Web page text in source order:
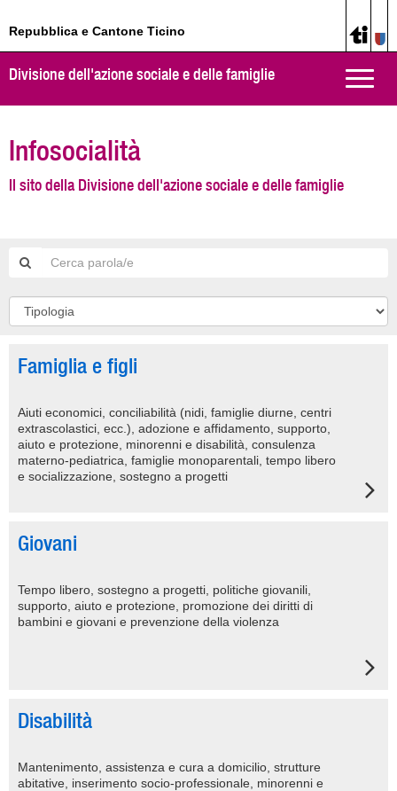
Repubblica e Cantone Ticino
Toggle
Divisione dell'azione sociale e delle famiglie
Infosocialità
Il sito della Divisione dell'azione sociale e delle famiglie
Famiglia e figli
Aiuti economici, conciliabilità (nidi, famiglie diurne, centri
extrascolastici, ecc.), adozione e affidamento, supporto,
aiuto e protezione, minorenni e disabilità, consulenza
materno-pediatrica, famiglie monoparentali, tempo libero
e socializzazione, sostegno a progetti
Giovani
Tempo libero, sostegno a progetti, politiche giovanili,
supporto, aiuto e protezione, promozione dei diritti di
bambini e giovani e prevenzione della violenza
Disabilità
Mantenimento, assistenza e cura a domicilio, strutture
abitative, inserimento socio-professionale, minorenni e